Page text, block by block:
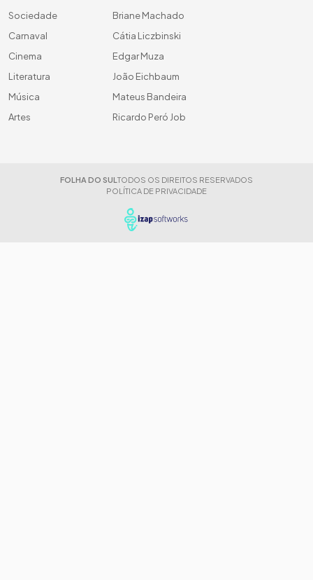
Sociedade
Carnaval
Cinema
Literatura
Música
Artes
Briane Machado
Cátia Liczbinski
Edgar Muza
João Eichbaum
Mateus Bandeira
Ricardo Peró Job
FOLHA DO SUL TODOS OS DIREITOS RESERVADOS
POLÍTICA DE PRIVACIDADE